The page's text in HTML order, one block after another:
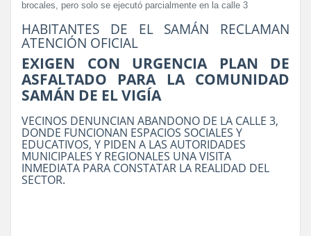
brocales, pero solo se ejecutó parcialmente en la calle 3
HABITANTES DE EL SAMÁN RECLAMAN
ATENCIÓN OFICIAL
EXIGEN CON URGENCIA PLAN DE
ASFALTADO PARA LA COMUNIDAD
SAMÁN DE EL VIGÍA
VECINOS DENUNCIAN ABANDONO DE LA CALLE 3,
DONDE FUNCIONAN ESPACIOS SOCIALES Y
EDUCATIVOS, Y PIDEN A LAS AUTORIDADES
MUNICIPALES Y REGIONALES UNA VISITA
INMEDIATA PARA CONSTATAR LA REALIDAD DEL
SECTOR.